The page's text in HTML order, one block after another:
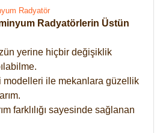
Radyatörlerin Üstün
yerine hiçbir değişiklik
modelleri ile mekanlara güzellik
farklılığı sayesinde sağlanan